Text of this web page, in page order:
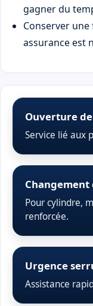
gagner du
Conserver
assurance est
Ouverture
Service lié aux
Pour cylindre,
renforcée.
Urgence
Assistance